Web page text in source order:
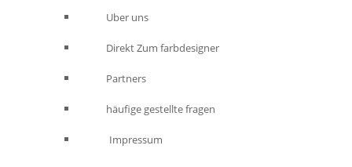
Uber uns
Direkt Zum farbdesigner
Partners
häufige gestellte fragen
Impressum